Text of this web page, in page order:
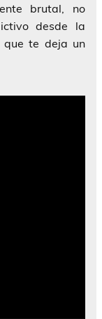
brutal, no
desde la
que te deja un